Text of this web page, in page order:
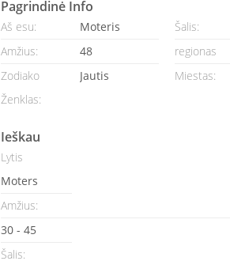
Pagrindinė Info
Aš esu:
Moteris
Amžius:
48
Zodiako
Ženklas:
Jautis
Šalis:
regionas
Miestas:
Ieškau
Lytis
Moters
Amžius:
30 - 45
Šalis: